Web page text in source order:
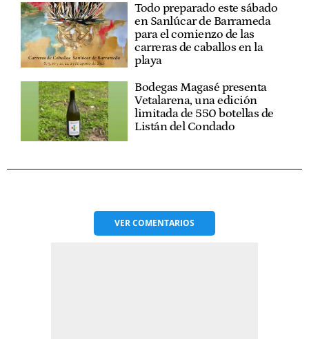
Todo preparado este sábado
en Sanlúcar de Barrameda
para el comienzo de las
carreras de caballos en la
playa
Bodegas Magasé presenta
Vetalarena, una edición
limitada de 550 botellas de
Listán del Condado
VERCOMENTARIOS